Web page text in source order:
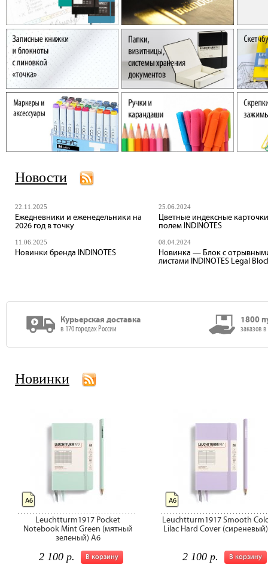
Новости
22.11.2025
Ежедневники и еженедельники на
2026 год в точку
11.06.2025
Новинки бренда INDINOTES
25.06.2024
Цветные индексные
полем INDINOTES
08.04.2024
Новинка — Блок с
листами INDINOTES Legal
Курьерская доставка
в 170 городах России
1800
заказов
Новинки
Leuchtturm1917 Pocket
Notebook Mint Green (мятный
зеленый) A6
В корзину
2 100 р.
А6
Leuchtturm1917 Smooth
Lilac Hard Cover
В корзину
2 100 р.
А6